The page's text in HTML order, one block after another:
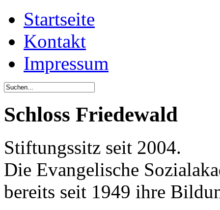
Startseite
Kontakt
Impressum
Schloss Friedewald
Stiftungssitz seit 2004.
Die Evangelische
bereits seit 1949 ihre